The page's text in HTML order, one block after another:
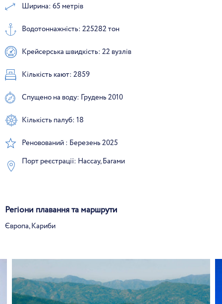
Ширина: 65 метрів
Водотоннажність: 225282 тон
Крейсерська швидкість: 22 вузлів
Кількість кают: 2859
Спущено на воду: Грудень 2010
Кількість палуб: 18
Реновований : Березень 2025
Порт реєстрації: Нассау, Багами
Регіони плавання та маршрути
Європа, Кариби